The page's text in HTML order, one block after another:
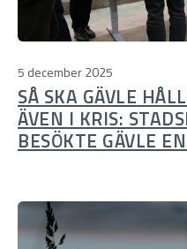
5 december 2025
SÅ SKA GÄVLE
ÄVEN I KRIS:
BESÖKTE GÄVLE